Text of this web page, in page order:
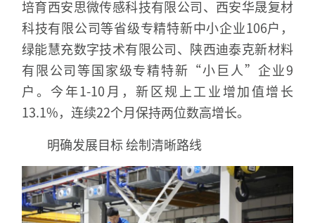
培育西安思微传感科技有限公司、西安华晟复材
科技有限公司等省级专精特新中小企业106户，
绿能慧充数字技术有限公司、陕西迪泰克新材料
有限公司等国家级专精特新“小巨人”企业9
户。今年1-10月，新区规上工业增加值增长
13.1%，连续22个月保持两位数高增长。
明确发展目标 绘制清晰路线